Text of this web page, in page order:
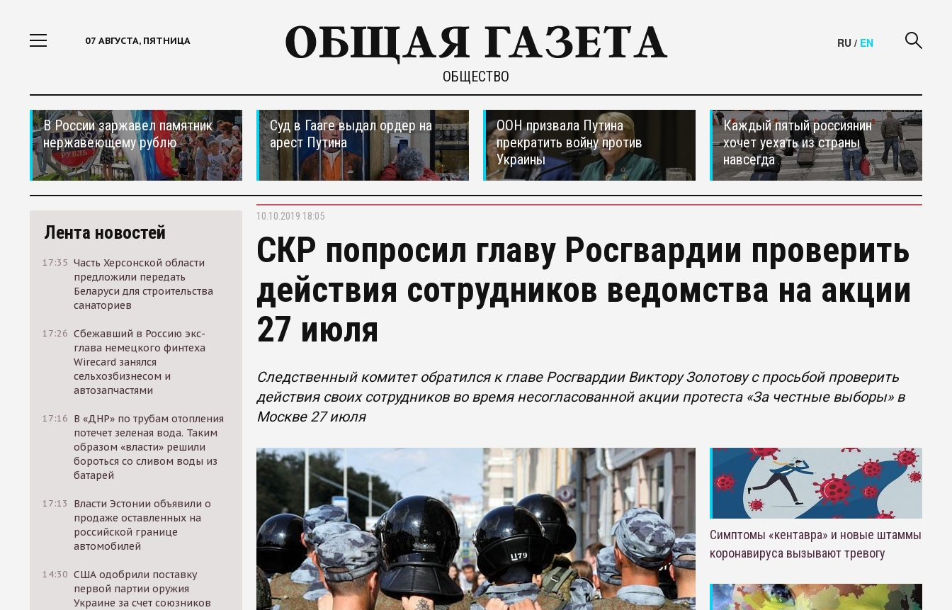
07 АВГУСТА, ПЯТНИЦА
ОБЩЕСТВО
RU / EN
В России заржавел памятник
нержавеющему рублю
Суд в Гааге выдал ордер на
арест Путина
ООН призвала Путина
прекратить войну против
Украины
Каждый пятый россиянин
хочет уехать из страны
навсегда
Лента новостей
17:35 Часть Херсонской области
предложили передать
Беларуси для строительства
санаториев
17:26 Сбежавший в Россию экс-
глава немецкого финтеха
Wirecard занялся
сельхозбизнесом и
автозапчастями
17:16 В «ДНР» по трубам отопления
потечет зеленая вода. Таким
образом «власти» решили
бороться со сливом воды из
батарей
17:13
Власти Эстонии объявили о
продаже оставленных на
российской границе
автомобилей
14:30 США одобрили поставку
первой партии оружия
Украине за счет союзников
10.10.2019 18:05
СКР попросил главу Росгвардии проверить
действия сотрудников ведомства на акции
27 июля
Следственный комитет обратился к главе Росгвардии Виктору Золотову с просьбой проверить
действия своих сотрудников во время несогласованной акции протеста «За честные выборы» в
Москве 27 июля
Симптомы «кентавра» и новые штаммы
коронавируса вызывают тревогу